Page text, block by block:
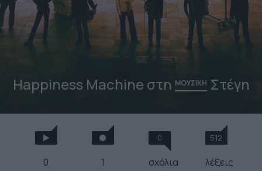
Happiness Machine στη ΜΟΥΣΙΚΗ Στέγη
0 1
0
σχόλια
512
λέξεις